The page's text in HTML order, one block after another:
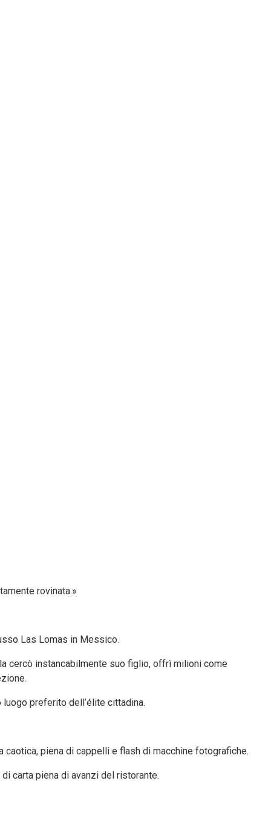
rovinata.»
Las Lomas in Messico.
cercò instancabilmente suo figlio, offrì milioni come
preferito dell’élite cittadina.
piena di cappelli e flash di macchine fotografiche.
carta piena di avanzi del ristorante.